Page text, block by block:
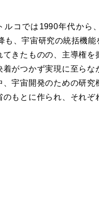
ルコでは1990年代から
も、宇宙研究の統括機能
てきたものの、主導権を
着がつかず実現に至らな
、宇宙開発のための研究
のもとに作られ、それぞ